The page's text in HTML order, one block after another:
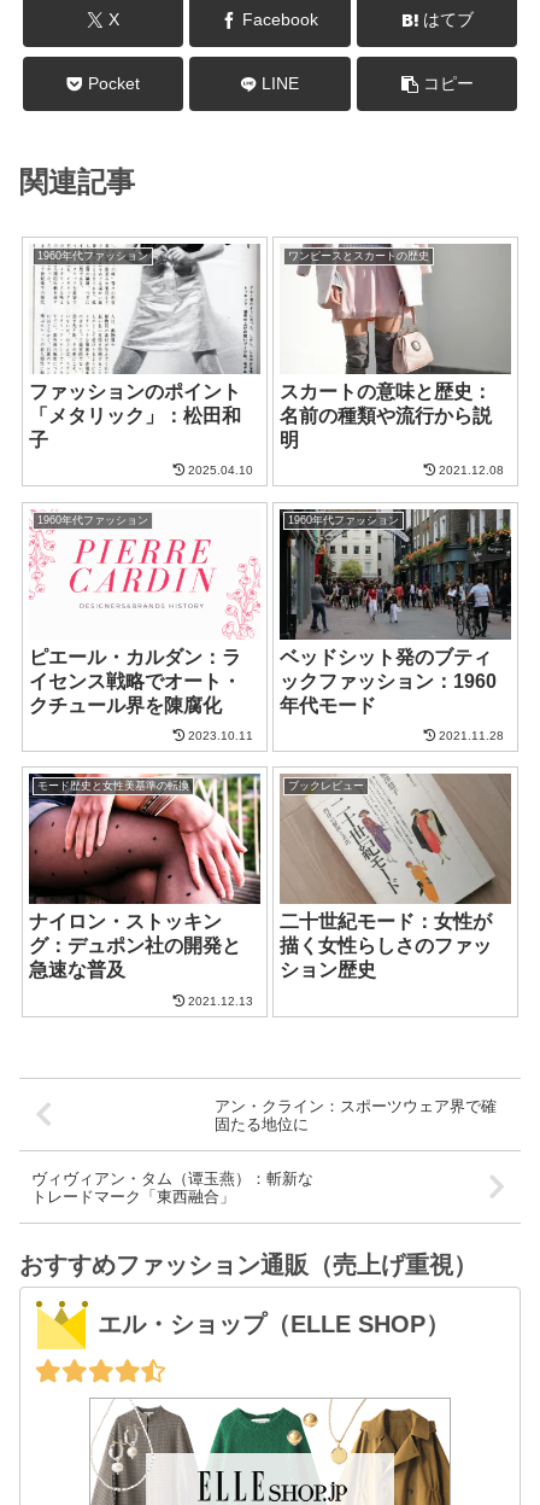
X Facebook はてブ
Pocket LINE コピー
関連記事
1960年代ファッション
ファッションのポイント
「メタリック」：松田和
子
2025.04.10
ワンピースとスカートの歴史
スカートの意味と歴史：
名前の種類や流行から説
明
2021.12.08
1960年代ファッション
ピエール・カルダン：ラ
イセンス戦略でオート・
クチュール界を陳腐化
2023.10.11
1960年代ファッション
ベッドシット発のブティ
ックファッション：1960
年代モード
2021.11.28
モード歴史と女性美基準の転換
ナイロン・ストッキン
グ：デュポン社の開発と
急速な普及
2021.12.13
ブックレビュー
二十世紀モード：女性が
描く女性らしさのファッ
ション歴史
アン・クライン：スポーツウェア界で確
固たる地位に
ヴィヴィアン・タム（谭玉燕）：斬新な
トレードマーク「東西融合」
おすすめファッション通販（売上げ重視）
エル・ショップ（ELLE SHOP）